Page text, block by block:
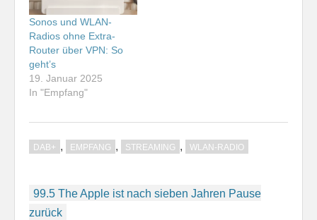
Sonos und WLAN-
Radios ohne Extra-
Router über VPN: So
geht’s
19. Januar 2025
In "Empfang"
DAB+ , EMPFANG , STREAMING , WLAN-RADIO
Beitragsnavigation
99.5 The Apple ist nach sieben Jahren Pause
zurück